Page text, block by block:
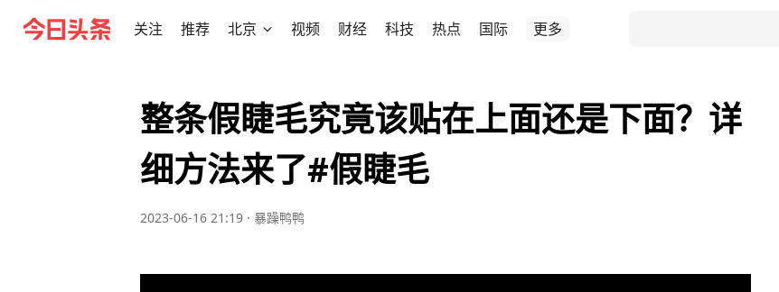
关注 推荐 北京 视频 财经 科技 热点 国际 更多
整条假睫毛究竟该贴在上面还是下面？详
细方法来了#假睫毛
2023-06-16 21:19 · 暴躁鸭鸭